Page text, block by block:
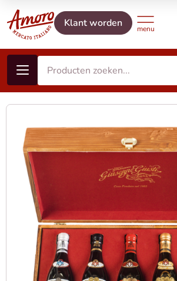
Klant worden